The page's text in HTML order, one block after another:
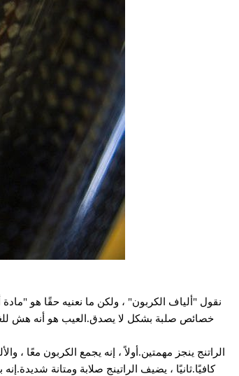
نقول "ألياف الكربون" ، ولكن ما نعنيه حقًا هو
خصائص صلبة بشكل لا يصدق.العيب هو أنه هش
الراتنج ينجز مهمتين.أولاً ، إنه يجمع الكربون معًا ،
كافيًا.ثانيًا ، يضيف الراتينج صلابة ومتانة